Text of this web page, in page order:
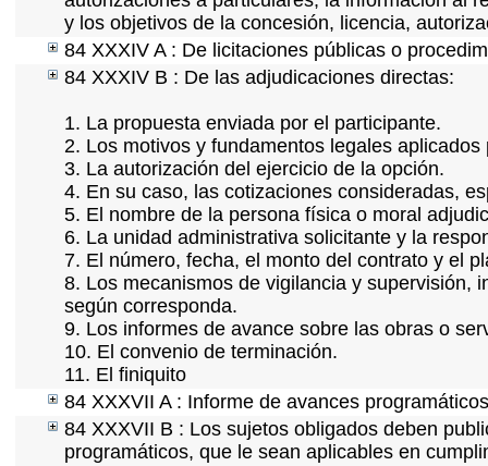
y los objetivos de la concesión, licencia,
84 XXXIV A : De licitaciones públicas o
84 XXXIV B : De las adjudicaciones directas:
1. La propuesta enviada por el participante.
2. Los motivos y fundamentos legales
3. La autorización del ejercicio de la opción.
4. En su caso, las cotizaciones consideradas,
5. El nombre de la persona física o moral
6. La unidad administrativa solicitante y la
7. El número, fecha, el monto del contrato y el
8. Los mecanismos de vigilancia y supervisión,
según corresponda.
9. Los informes de avance sobre las obras o
10. El convenio de terminación.
11. El finiquito
84 XXXVII A : Informe de avances
84 XXXVII B : Los sujetos obligados deben
programáticos, que le sean aplicables en